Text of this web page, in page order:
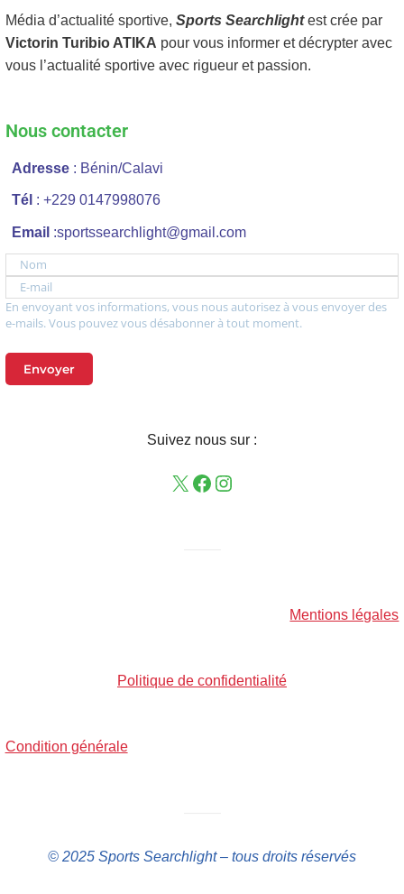
Média d’actualité sportive, Sports Searchlightest crée par
Victorin Turibio ATIKA pour vous informer et décrypter avec
vous l’actualité sportive avec rigueur et passion.
Nous contacter
Adresse : Bénin/Calavi
Tél : +229 0147998076
Email :sportssearchlight@gmail.com
Nom
E-mail
En envoyant vos informations, vous nous autorisez à vous envoyer des
e-mails. Vous pouvez vous désabonner à tout moment.
Envoyer
Suivez nous sur :
Mentions légales
Politique de confidentialité
Condition générale
© 2025 Sports Searchlight – tous droits réservés